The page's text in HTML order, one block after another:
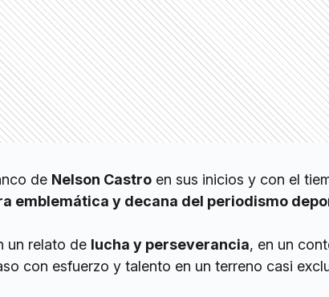
de Nelson Castro en sus inicios y con el
emblemática y decana del periodismo
un relato de lucha y perseverancia, en un
con esfuerzo y talento en un terreno casi